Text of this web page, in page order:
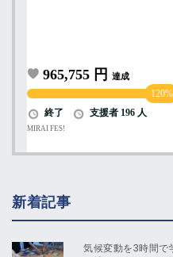
新着記事
気候変動を3時間で